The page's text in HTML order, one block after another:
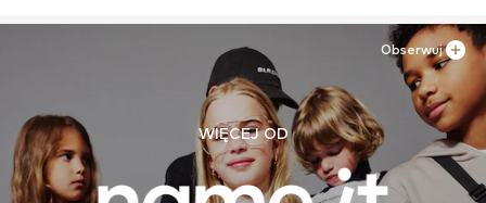
WIĘCEJ OD
Obserwuj